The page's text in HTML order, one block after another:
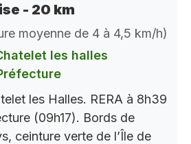
- 20 km
moyenne de 4 à 4,5 km/h)
les halles
les Halles. RERA à 8h39
(09h17). Bords de
ceinture verte de l’Île de